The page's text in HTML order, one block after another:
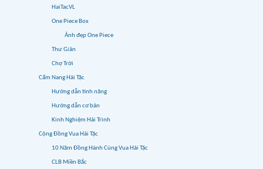
HaiTacVL
One Piece Box
Ảnh đẹp One Piece
Thư Giãn
Chợ Trời
Cẩm Nang Hải Tặc
Hướng dẫn tính năng
Hướng dẫn cơ bản
Kinh Nghiệm Hải Trình
Cộng Đồng Vua Hải Tặc
10 Năm Đồng Hành Cùng Vua Hải Tặc
CLB Miền Bắc